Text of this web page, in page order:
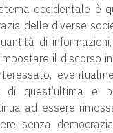
occidentale è
delle diverse
di
il discorso
di quest’ultima e
ad essere
senza